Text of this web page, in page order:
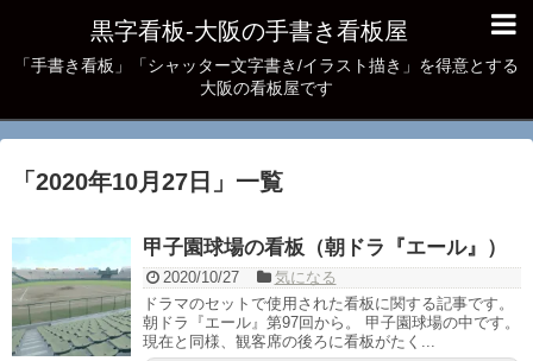
黒字看板‐大阪の手書き看板屋
「手書き看板」「シャッター文字書き/イラスト描き」を得意とする
大阪の看板屋です
「 2020年10月27日 」 一覧
甲子園球場の看板（朝ドラ『エール』）
2020/10/27
気になる
ドラマのセットで使用された看板に関する記事です。
朝ドラ『エール』第97回から。 甲子園球場の中です。
現在と同様、観客席の後ろに看板がたく...